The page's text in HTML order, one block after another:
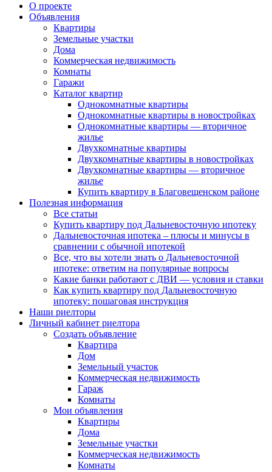
О проекте
Объявления
Квартиры
Земельные участки
Дома
Коммерческая недвижимость
Комнаты
Гаражи
Каталог квартир
Однокомнатные квартиры
Однокомнатные квартиры в новостройках
Однокомнатные квартиры — вторичное
жилье
Двухкомнатные квартиры
Двухкомнатные квартиры в новостройках
Двухкомнатные квартиры — вторичное
жилье
Купить квартиру в Благовещенском районе
Полезная информация
Все статьи
Купить квартиру под Дальневосточную ипотеку
Дальневосточная ипотека – плюсы и минусы в
сравнении с обычной ипотекой
Все, что вы хотели знать о Дальневосточной
ипотеке: ответим на популярные вопросы
Какие банки работают с ДВИ — условия и ставки
Как купить квартиру под Дальневосточную
ипотеку: пошаговая инструкция
Наши риелторы
Личный кабинет риелтора
Cоздать объявление
Квартира
Дом
Земельный участок
Коммерческая недвижимость
Гараж
Комнаты
Мои объявления
Квартиры
Дома
Земельные участки
Коммерческая недвижимость
Комнаты